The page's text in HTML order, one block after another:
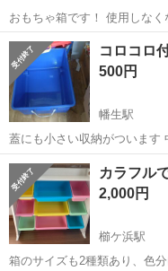
おもちゃ箱です！ 使用しなく
山口 周南市
コロコロ
500円
幡生駅
山口 下関市
カラフル
2,000円
櫛ケ浜駅
箱のサイズも2種類あり、色